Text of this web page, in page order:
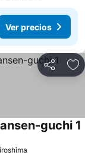
Ver precios
Compartir
guchi 1